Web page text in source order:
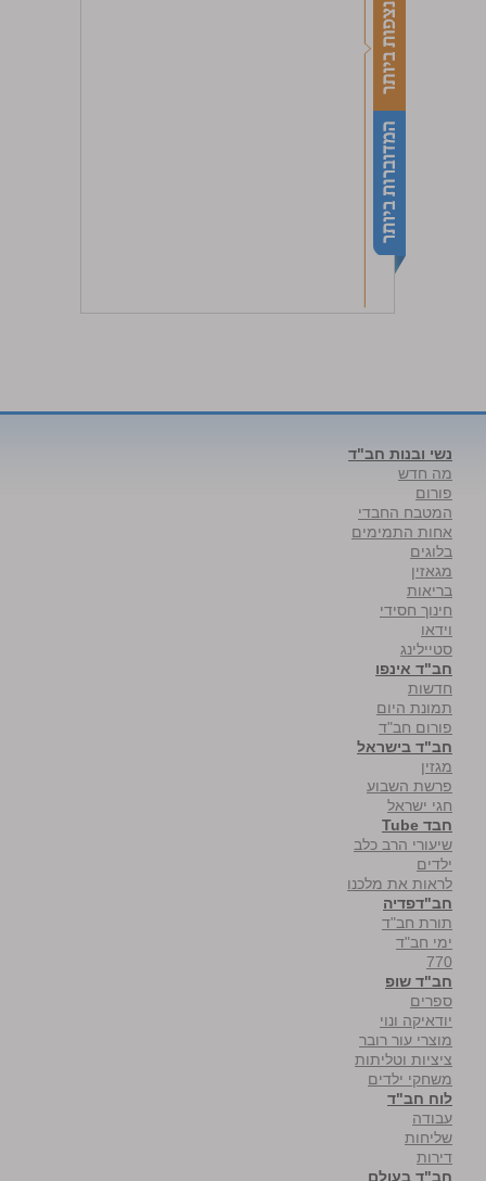
נשי ובנות חב"ד
מה חדש
פורום
המטבח החבדי
אחות התמימים
בלוגים
מגאזין
בריאות
חינוך חסידי
וידאו
סטיילינג
חב"ד אינפו
חדשות
תמונת היום
פורום חב"ד
חב"ד בישראל
מגזין
פרשת השבוע
חגי ישראל
חבד Tube
שיעורי הרב כלב
ילדים
לראות את מלכנו
חב"דפדיה
תורת חב"ד
ימי חב"ד
770
חב"ד שופ
ספרים
יודאיקה ונוי
מוצרי עור רובר
ציציות וטליתות
משחקי ילדים
לוח חב"ד
עבודה
שליחות
דירות
חב"ד בעולם